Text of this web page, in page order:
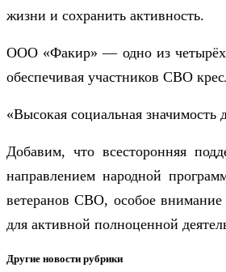
жизни и сохранить активность.
ООО «Факир» — одно из четырёх
обеспечивая участников СВО
«Высокая социальная значимость
Добавим, что всесторонняя
направлением народной
ветеранов СВО, особое внимание
для активной полноценной
Другие новости рубрики